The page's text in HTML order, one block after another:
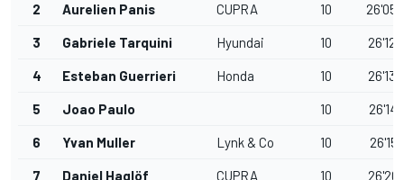
2 Aurelien Panis CUPRA 10
3 Gabriele Tarquini Hyundai 10
4 Esteban Guerrieri Honda 10
5 Joao Paulo 10
6 Yvan Muller Lynk & Co 10
7 Daniel Haglöf CUPRA 10